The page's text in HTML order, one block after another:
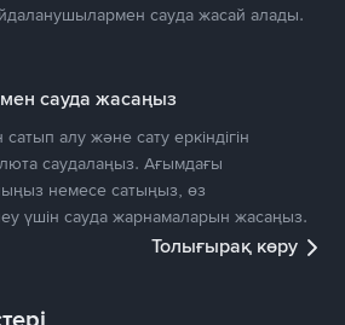
сауда жасай алады.
сауда жасаңыз
алу және сату еркіндігін
саудалаңыз. Ағымдағы
немесе сатыңыз, өз
үшін сауда жарнамаларын жасаңыз.
Толығырақ көру